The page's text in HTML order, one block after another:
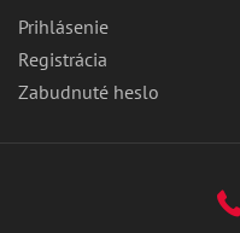
Prihlásenie
Registrácia
Zabudnuté heslo